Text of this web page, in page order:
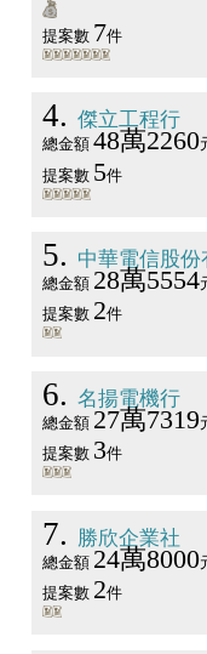
提案數 7件
4 傑立工程行
總金額 48萬2260
提案數 5件
5 中華電信股份
總金額 28萬5554
提案數 2件
6 名揚電機行
總金額 27萬7319
提案數 3件
7 勝欣企業社
總金額 24萬8000
提案數 2件